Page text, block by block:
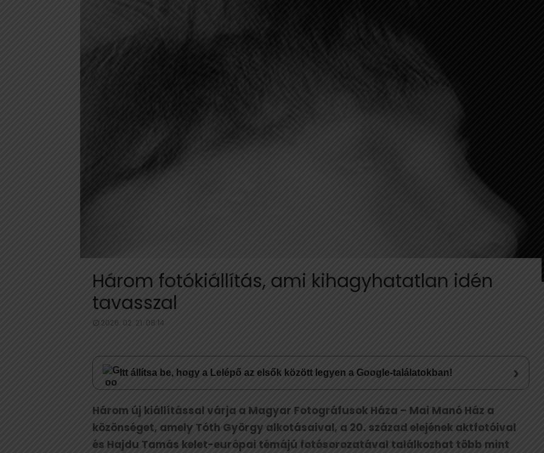
Három fotókiállítás, ami kihagyhatatlan idén
tavasszal
2026. 02. 21. 08:14
Itt állítsa be, hogy a Lelépő az elsők között legyen a Google-találatokban! ›
Három új kiállítással várja a Magyar Fotográfusok Háza – Mai Manó Ház a
közönséget, amely Tóth György alkotásaival, a 20. század elejének aktfotóival
és Hajdu Tamás kelet-európai témájú fotósorozatával találkozhat több mint